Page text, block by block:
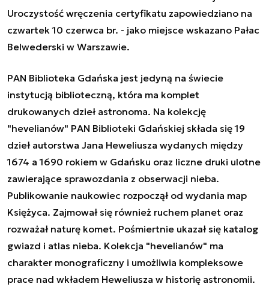
Uroczystość wręczenia certyfikatu zapowiedziano na
czwartek 10 czerwca br. - jako miejsce wskazano Pałac
Belwederski w Warszawie.
PAN Biblioteka Gdańska jest jedyną na świecie
instytucją biblioteczną, która ma komplet
drukowanych dzieł astronoma. Na kolekcję
"hevelianów" PAN Biblioteki Gdańskiej składa się 19
dzieł autorstwa Jana Heweliusza wydanych między
1674 a 1690 rokiem w Gdańsku oraz liczne druki ulotne
zawierające sprawozdania z obserwacji nieba.
Publikowanie naukowiec rozpoczął od wydania map
Księżyca. Zajmował się również ruchem planet oraz
rozważał naturę komet. Pośmiertnie ukazał się katalog
gwiazd i atlas nieba. Kolekcja "hevelianów" ma
charakter monograficzny i umożliwia kompleksowe
prace nad wkładem Heweliusza w historię astronomii.